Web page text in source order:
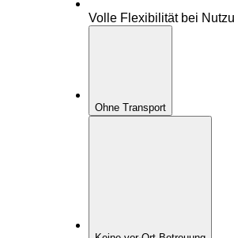
Volle Flexibilität bei
Ohne Transport